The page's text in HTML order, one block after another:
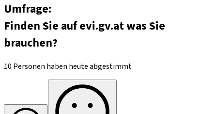
Umfrage:
Finden Sie auf evi.gv.at was Sie
brauchen?
10 Personen haben heute abgestimmt